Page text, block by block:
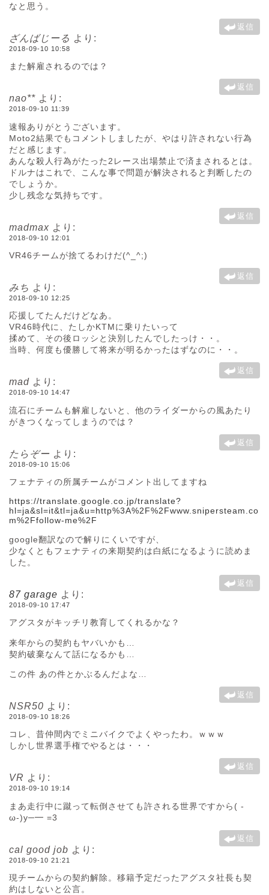
なと思う。
返信
ざんばじーる より:
2018-09-10 10:58
また解雇されるのでは？
返信
nao** より:
2018-09-10 11:39
速報ありがとうございます。
Moto2結果でもコメントしましたが、やはり許されない行為
だと感じます。
あんな殺人行為がたった2レース出場禁止で済まされるとは。
ドルナはこれで、こんな事で問題が解決されると判断したの
でしょうか。
少し残念な気持ちです。
返信
madmax より:
2018-09-10 12:01
VR46チームが捨てるわけだ(^_^;)
返信
みち より:
2018-09-10 12:25
応援してたんだけどなあ。
VR46時代に、たしかKTMに乗りたいって
揉めて、その後ロッシと決別したんでしたっけ・・。
当時、何度も優勝して将来が明るかったはずなのに・・。
返信
mad より:
2018-09-10 14:47
流石にチームも解雇しないと、他のライダーからの風あたり
がきつくなってしまうのでは？
返信
たらぞー より:
2018-09-10 15:06
フェナティの所属チームがコメント出してますね
https://translate.google.co.jp/translate?
hl=ja&sl=it&tl=ja&u=http%3A%2F%2Fwww.snipersteam.co
m%2Ffollow-me%2F
google翻訳なので解りにくいですが、
少なくともフェナティの来期契約は白紙になるように読めま
した。
返信
87 garage より:
2018-09-10 17:47
アグスタがキッチリ教育してくれるかな？
来年からの契約もヤバいかも…
契約破棄なんて話になるかも…
この件 あの件とかぶるんだよな…
返信
NSR50 より:
2018-09-10 18:26
コレ、昔仲間内でミニバイクでよくやったわ。ｗｗｗ
しかし世界選手権でやるとは・・・
返信
VR より:
2018-09-10 19:14
まあ走行中に蹴って転倒させても許される世界ですから( -
ω-)y─━ =3
返信
cal good job より:
2018-09-10 21:21
現チームからの契約解除。移籍予定だったアグスタ社長も契
約はしないと公言。